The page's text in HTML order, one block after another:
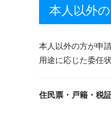
本人以外
本人以外の方が申
用途に応じた委任
住民票・戸籍・税